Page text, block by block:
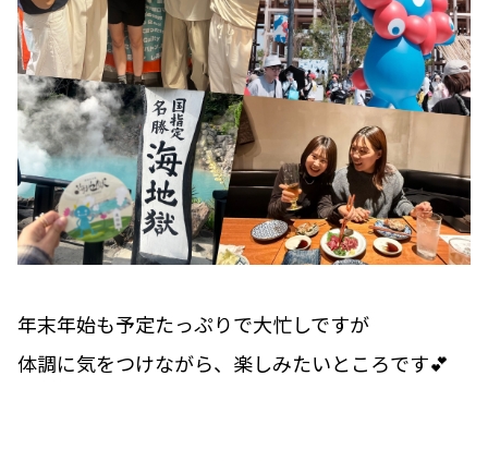
年末年始も予定たっぷりで大忙しですが
体調に気をつけながら、楽しみたいところです💕